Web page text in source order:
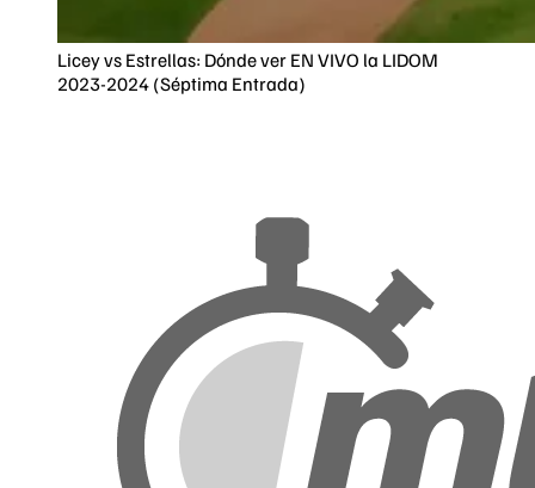
Licey vs Estrellas: Dónde ver EN VIVO la LIDOM
2023-2024 (Séptima Entrada)